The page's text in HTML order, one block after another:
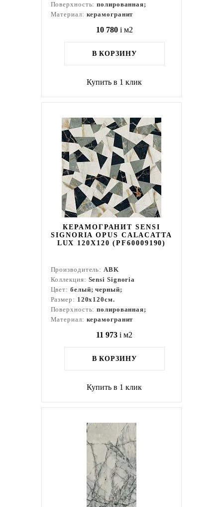
Поверхность:полированная;
Материал: керамогранит
10 780 i м2
В КОРЗИНУ
Купить в 1 клик
КЕРАМОГРАНИТ SENSI
SIGNORIA OPUS CALACATTA
LUX 120Х120 (PF60009190)
Производитель:ABK
Коллекция: Sensi Signoria
Цвет: белый; черный;
Размер: 120x120см.
Поверхность:полированная;
Материал: керамогранит
11 973 i м2
В КОРЗИНУ
Купить в 1 клик